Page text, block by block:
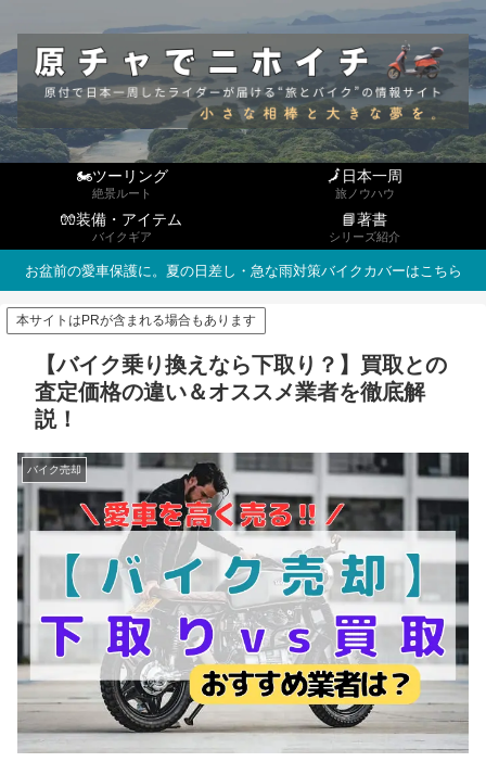
🏍ツーリング
絶景ルート
🗾日本一周
旅ノウハウ
🧤装備・アイテム
バイクギア
📘著書
シリーズ紹介
お盆前の愛車保護に。夏の日差し・急な雨対策バイクカバーはこちら
本サイトはPRが含まれる場合もあります
【バイク乗り換えなら下取り？】買取との
査定価格の違い＆オススメ業者を徹底解
説！
バイク売却